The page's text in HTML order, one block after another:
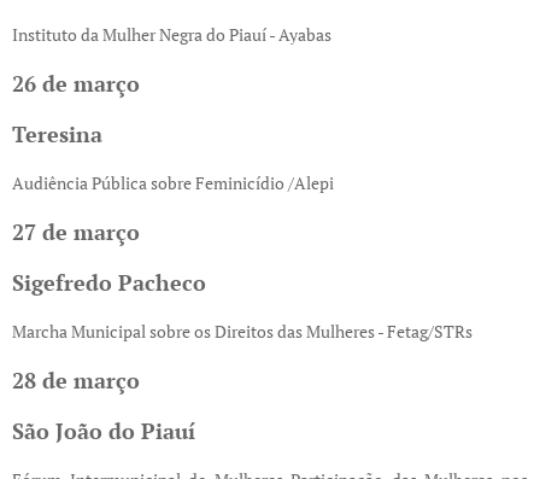
Instituto da Mulher Negra do Piauí - Ayabas
26 de março
Teresina
Audiência Pública sobre Feminicídio /Alepi
27 de março
Sigefredo Pacheco
Marcha Municipal sobre os Direitos das Mulheres - Fetag/STRs
28 de março
São João do Piauí